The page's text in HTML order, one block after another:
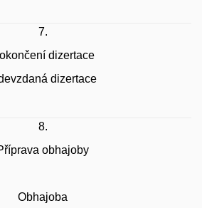
7.
dizertace
dizertace
8.
obhajoby
Obhajoba